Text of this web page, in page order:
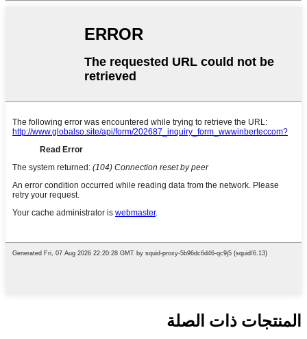
المنتجات ذات الصلة